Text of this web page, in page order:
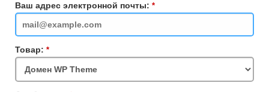
Ваш адрес электронной почты:
поле
Товар:
поле